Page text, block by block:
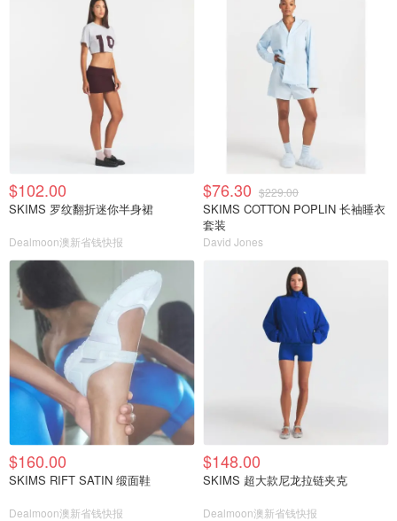
$102.00
SKIMS 罗纹翻折迷你半身裙
Dealmoon澳新省钱快报
$76.30 $229.00
SKIMS COTTON POPLIN 长袖睡衣
套装
David Jones
$160.00
SKIMS RIFT SATIN 缎面鞋
Dealmoon澳新省钱快报
$148.00
SKIMS 超大款尼龙拉链夹克
Dealmoon澳新省钱快报